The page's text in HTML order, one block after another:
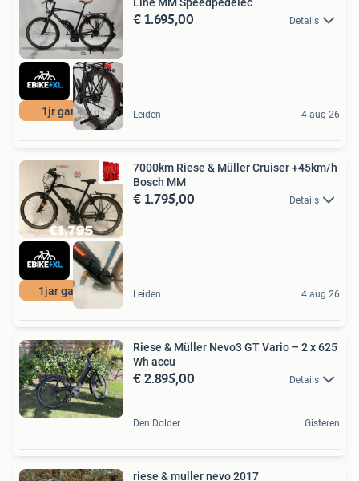
1jr garantie
€ 1.695,00 Details
Leiden 4 aug 26
1jar garantie
7000km Riese & Müller Cruiser +45km/h
Bosch MM
€ 1.795,00 Details
Leiden 4 aug 26
Riese & Müller Nevo3 GT Vario – 2 x 625
Wh accu
€ 2.895,00 Details
Den Dolder Gisteren
riese & muller nevo 2017